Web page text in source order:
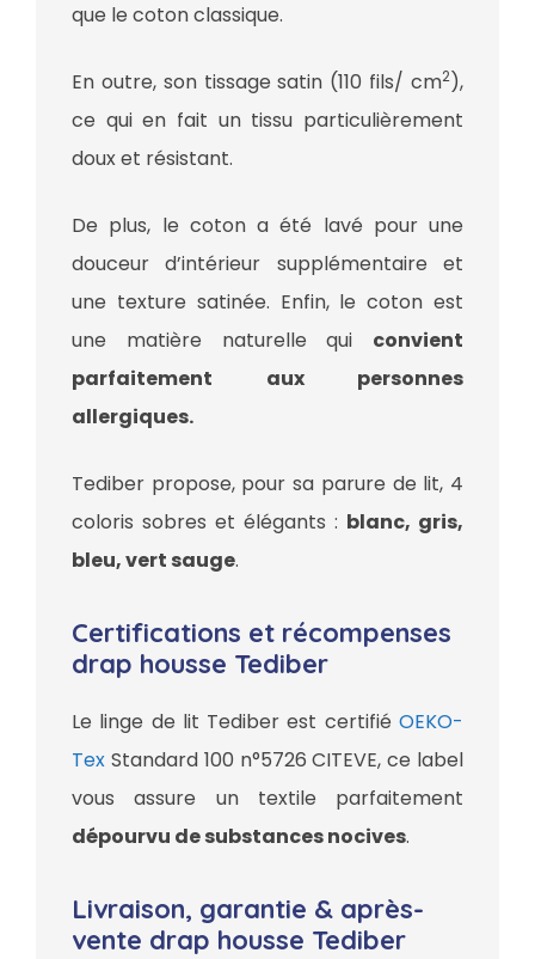
que le coton classique.
En outre, son tissage satin (110 fils/ cm2),
ce qui en fait un tissu particulièrement
doux et résistant.
De plus, le coton a été lavé pour une
douceur d’intérieur supplémentaire et
une texture satinée. Enfin, le coton est
une matière naturelle qui convient
parfaitement aux personnes
allergiques.
Tediber propose, pour sa parure de lit, 4
coloris sobres et élégants : blanc, gris,
bleu, vert sauge.
Certifications et récompenses
drap housse Tediber
Le linge de lit Tediber est certifié OEKO-
Tex Standard 100 n°5726 CITEVE, ce label
vous assure un textile parfaitement
dépourvu de substances nocives.
Livraison, garantie & après-
vente drap housse Tediber